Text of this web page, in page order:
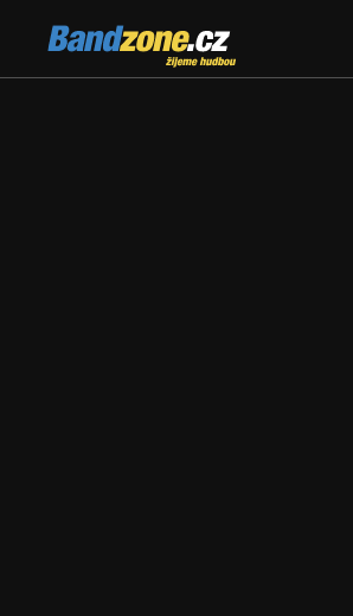
Bandzone.cz
žijeme hudbou